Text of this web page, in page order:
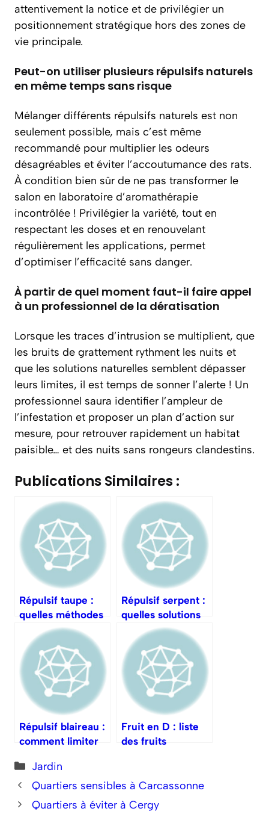
attentivement la notice et de privilégier un
positionnement stratégique hors des zones de
vie principale.
Peut-on utiliser plusieurs répulsifs naturels
en même temps sans risque
Mélanger différents répulsifs naturels est non
seulement possible, mais c’est même
recommandé pour multiplier les odeurs
désagréables et éviter l’accoutumance des rats.
À condition bien sûr de ne pas transformer le
salon en laboratoire d’aromathérapie
incontrôlée ! Privilégier la variété, tout en
respectant les doses et en renouvelant
régulièrement les applications, permet
d’optimiser l’efficacité sans danger.
À partir de quel moment faut-il faire appel
à un professionnel de la dératisation
Lorsque les traces d’intrusion se multiplient, que
les bruits de grattement rythment les nuits et
que les solutions naturelles semblent dépasser
leurs limites, il est temps de sonner l’alerte ! Un
professionnel saura identifier l’ampleur de
l’infestation et proposer un plan d’action sur
mesure, pour retrouver rapidement un habitat
paisible… et des nuits sans rongeurs clandestins.
Publications Similaires :
Répulsif taupe :
quelles méthodes
fonctionnent
vraiment ?
Répulsif serpent :
quelles solutions
en zone sensible ?
Répulsif blaireau :
comment limiter
jardin ?
Fruit en D : liste
des fruits
Catégories
Jardin
Quartiers sensibles à Carcassonne
Quartiers à éviter à Cergy